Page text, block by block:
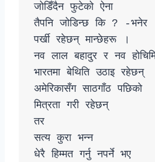
जोडिँदैन फुटेको ऐना
तैपनि जोडिन्छ कि ? -भनेर
पर्खी रहेछन् मान्छेहरू ।
नव लाल बहादुर र नव
भारतमा बेथिति उठाइ रहेछन्
अमेरिकासँग साठगाँठ पछिको
मित्रता गरी रहेछन्
तर
सत्य कुरा भन्न
धेरै हिम्मत गर्नु नपर्ने भए